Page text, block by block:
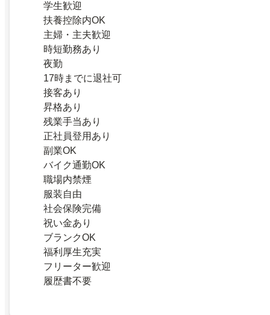
学生歓迎
扶養控除内OK
主婦・主夫歓迎
時短勤務あり
夜勤
17時までに退社可
接客あり
昇格あり
残業手当あり
正社員登用あり
副業OK
バイク通勤OK
職場内禁煙
服装自由
社会保険完備
祝い金あり
ブランクOK
福利厚生充実
フリーター歓迎
履歴書不要